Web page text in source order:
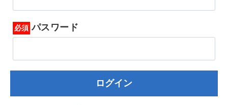
パスワード
ログイン